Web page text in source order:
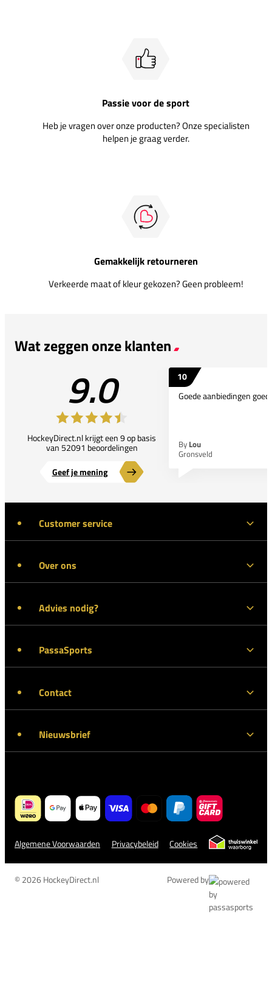
Passie voor de sport
Heb je vragen over onze producten? Onze specialisten
helpen je graag verder.
Gemakkelijk retourneren
Verkeerde maat of kleur gekozen? Geen probleem!
Wat zeggen onze klanten
9.0
HockeyDirect.nl krijgt een 9 op basis
van 52091 beoordelingen
Geef je mening
10
Goede aanbiedingen
By Lou
Gronsveld
Customer service
Over ons
Advies nodig?
PassaSports
Contact
Nieuwsbrief
Algemene Voorwaarden Privacybeleid Cookies
© 2026 HockeyDirect.nl Powered by